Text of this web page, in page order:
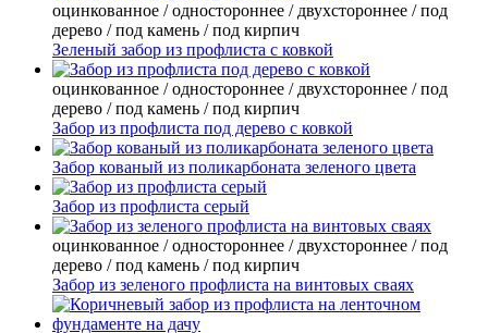
оцинкованное / одностороннее / двухстороннее / под
дерево / под камень / под кирпич
Зеленый забор из профлиста с ковкой
оцинкованное / одностороннее / двухстороннее / под
дерево / под камень / под кирпич
Забор из профлиста под дерево с ковкой
Забор кованый из поликарбоната зеленого цвета
Забор из профлиста серый
оцинкованное / одностороннее / двухстороннее / под
дерево / под камень / под кирпич
Забор из зеленого профлиста на винтовых сваях